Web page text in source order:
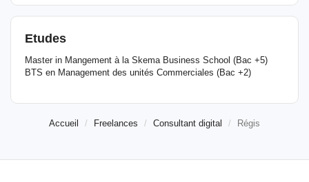
Etudes
Master in Mangement à la Skema Business School (Bac +5)
BTS en Management des unités Commerciales (Bac +2)
Accueil Freelances Consultant digital Régis